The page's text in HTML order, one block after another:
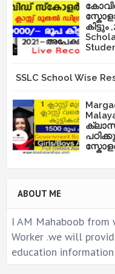
കിട്ടും
SSLC School Wise
ABOUT ME
I AM Mahaboob from
Worker .we will
education information